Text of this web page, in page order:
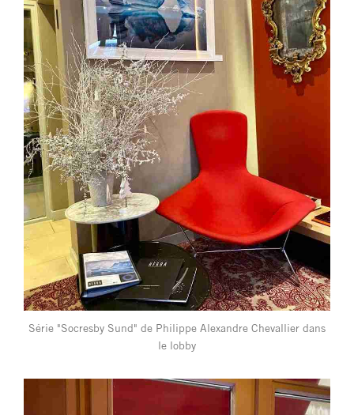
Série "Socresby Sund" de Philippe Alexandre Chevallier dans
le lobby